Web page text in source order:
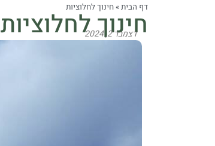
דף הבית»חינוך לחלוציות
חינוך לחלוציות
דצמבר 2, 2024